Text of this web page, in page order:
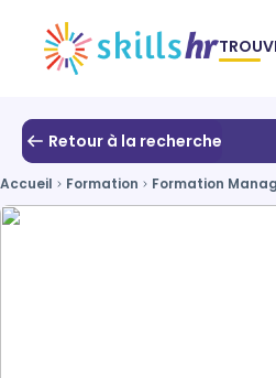
Retour à la recherche
Accueil Formation Formation